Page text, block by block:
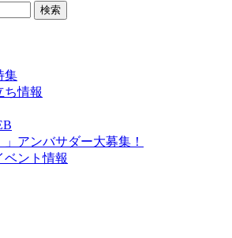
集
ち情報
」アンバサダー大募集！
ベント情報